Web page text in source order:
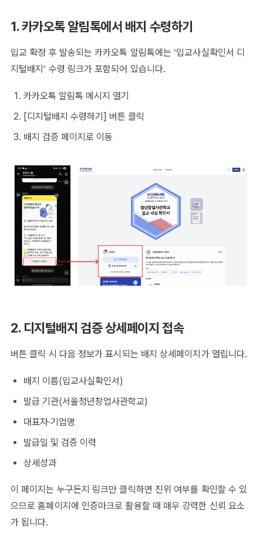
1. 카카오톡 알림톡에서 배지 수령하기
입교 확정 후 발송되는 카카오톡 알림톡에는 ‘입교사실확인서 디
지털배지’ 수령 링크가 포함되어 있습니다.
카카오톡 알림톡 메시지 열기
[디지털배지 수령하기] 버튼 클릭
배지 검증 페이지로 이동
2. 디지털배지 검증 상세페이지 접속
버튼 클릭 시 다음 정보가 표시되는 배지 상세페이지가 열립니다.
배지 이름(입교사실확인서)
발급 기관(서울청년창업사관학교)
대표자·기업명
발급일 및 검증 이력
상세성과
이 페이지는 누구든지 링크만 클릭하면 진위 여부를 확인할 수 있
으므로 홈페이지에 인증마크로 활용할 때 매우 강력한 신뢰 요소
가 됩니다.